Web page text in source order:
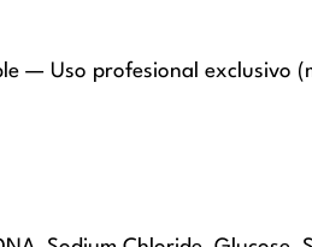
— Uso profesional exclusivo